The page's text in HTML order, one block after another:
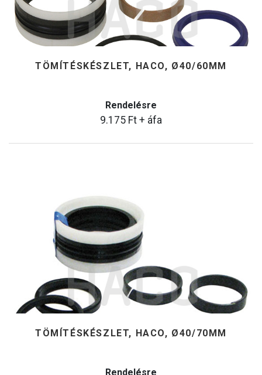
TÖMÍTÉSKÉSZLET, HACO, Ø40/60MM
Rendelésre
9.175 Ft + áfa
TÖMÍTÉSKÉSZLET, HACO, Ø40/70MM
Rendelésre